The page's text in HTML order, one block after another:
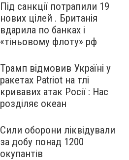
Під санкції потрапили 19
нових цілей . Британія
вдарила по банках і
«тіньовому флоту» рф
Трамп відмовив Україні у
ракетах Patriot на тлі
кривавих атак Росії : Нас
розділяє океан
Сили оборони ліквідували
за добу понад 1200
окупантів